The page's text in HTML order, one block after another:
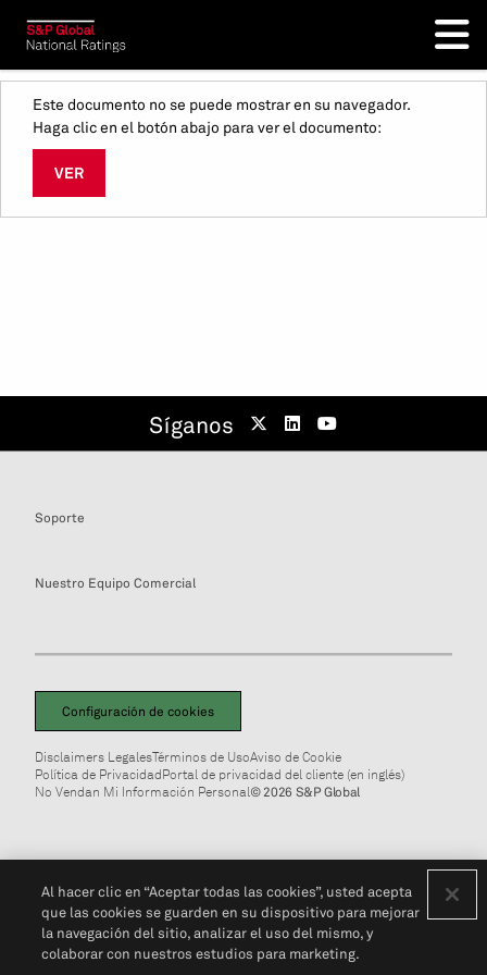
Este documento no se puede mostrar en su navegador.
Haga clic en el botón abajo para ver el documento:
VER
Síganos
Soporte
Nuestro Equipo Comercial
Configuración de cookies
Disclaimers LegalesTérminos de UsoAviso de Cookie
Política de PrivacidadPortal de privacidad del cliente (en inglés)
No Vendan Mi Información Personal© 2026 S&P Global
Al hacer clic en “Aceptar todas las cookies”, usted acepta
que las cookies se guarden en su dispositivo para mejorar
la navegación del sitio, analizar el uso del mismo, y
colaborar con nuestros estudios para marketing.